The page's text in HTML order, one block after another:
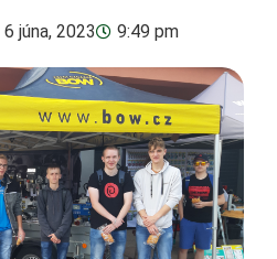
6 júna, 2023 9:49 pm